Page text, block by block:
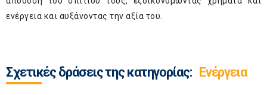
ενέργεια και αυξάνοντας την αξία του.
Σχετικές δράσεις της κατηγορίας: Ενέργεια